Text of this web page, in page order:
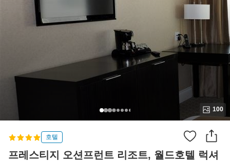
100
호텔
프레스티지 오션프런트 리조트, 월드호텔 럭셔